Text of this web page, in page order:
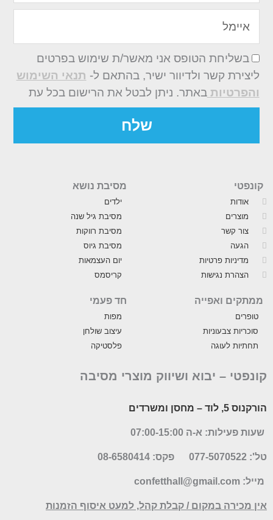
בשליחת הטופס אני מאשר/ת שימוש בפרטים
ליצירת קשר ולדיוור ישיר, בהתאם ל- תנאי השימוש
והפרטיותבאתר. ניתן לבטל את הרישום בכל עת
שלח
קונפטי
אודות
מוצרים
צור קשר
הגעה
מדיניות פרטיות
הצהרת נגישות
מסיבת נושא
ילדים
מסיבת גיל שנה
מסיבת רווקות
מסיבת גיוס
יום העצמאות
קריסמס
ממתקים ואפייה
טופרים
סוכריות צבעוניות
תחתיות לעוגה
חד פעמי
מפות
עיצוב שולחן
פלסטיקה
קונפטי – יבוא ושיווק מוצרי מסיבה
הורקנוס 5, לוד – מחסן ומשרדים
שעות פעילות: א-ה 07:00-15:00
טל': 077-5070522
מייל: confetthall@gmail.com
אין מכירה במקום / קבלת קהל, למעט איסוף הזמנות